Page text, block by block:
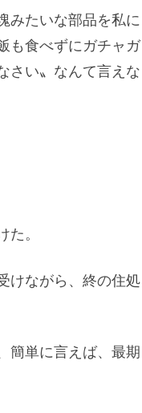
みたいな部品を私に
も食べずにガチャガ
さい〟なんて言えな
。
けながら、終の住処
簡単に言えば、最期